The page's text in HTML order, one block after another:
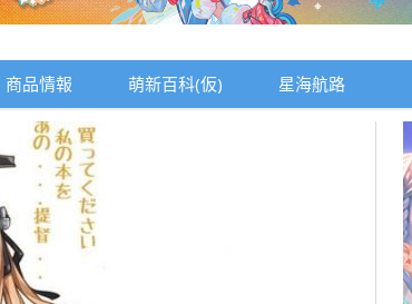
商品情報 萌新百科(仮) 星海航路